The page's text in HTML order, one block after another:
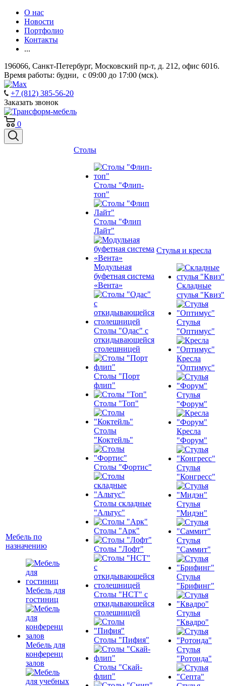
О нас
Новости
Портфолио
Контакты
...
196066, Санкт-Петербург, Московский пр-т, д. 212, офис 6016.
Время работы: будни, с 09:00 до 17:00 (мск).
+7 (812) 385-56-20
Заказать звонок
0
Мебель по
назначению
Мебель для
гостиниц
Мебель для
конференц
залов
Столы
Столы "Флип-
топ"
Столы "Флип
Лайт"
Модульная
буфетная система
«Вента»
Столы "Одас" с
откидывающейся
столешницей
Столы "Порт
флип"
Столы "Топ"
Столы
"Коктейль"
Столы "Фортис"
Столы складные
"Альтус"
Столы "Арк"
Столы "Лофт"
Столы "НСТ" с
откидывающейся
столешницей
Столы "Пифия"
Столы "Скай-
флип"
Стулья и кресла
Складные
стулья "Квиз"
Стулья
"Оптимус"
Кресла
"Оптимус"
Стулья
"Форум"
Кресла
"Форум"
Стулья
"Конгресс"
Стулья
"Мидэн"
Стулья
"Саммит"
Стулья
"Брифинг"
Стулья
"Квадро"
Стулья
"Ротонда"